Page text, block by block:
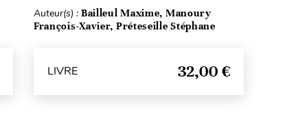
Auteur(s) : Bailleul Maxime, Manoury
François-Xavier, Préteseille Stéphane
LIVRE 32,00 €